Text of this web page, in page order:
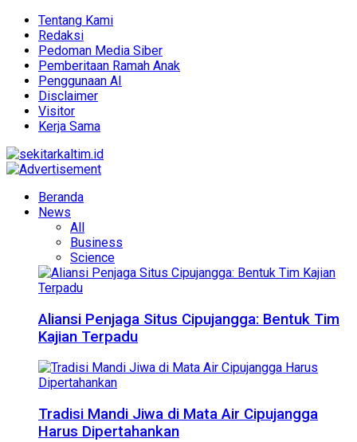
Tentang Kami
Redaksi
Pedoman Media Siber
Pemberitaan Ramah Anak
Penggunaan AI
Disclaimer
Visitor
Kerja Sama
Beranda
News
All
Business
Science
Aliansi Penjaga Situs Cipujangga: Bentuk Tim
Kajian Terpadu
Tradisi Mandi Jiwa di Mata Air Cipujangga
Harus Dipertahankan